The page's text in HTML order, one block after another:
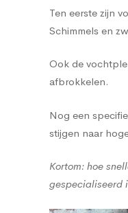
Ten eerste zijn
Schimmels en
Ook de
afbrokkelen.
Nog een
stijgen naar
Kortom: hoe
gespecialiseerd